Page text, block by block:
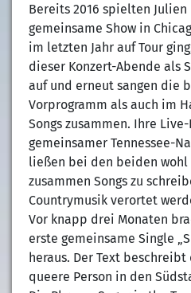
Bereits 2016 spielten Julien
gemeinsame Show in
im letzten Jahr auf Tour
dieser Konzert-Abende als
auf und erneut sangen die
Vorprogramm als auch im
Songs zusammen. Ihre
gemeinsamer Tennessee-
ließen bei den beiden
zusammen Songs zu
Countrymusik verortet
Vor knapp drei Monaten
erste gemeinsame Single
heraus. Der Text
queere Person in den